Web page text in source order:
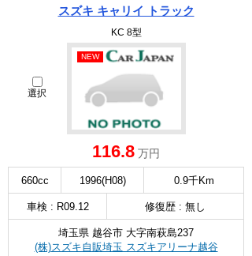
スズキ キャリイ トラック
KC 8型
選択
NEW
116.8 万円
660cc 1996(H08) 0.9千Km
車検 : R09.12 修復歴 : 無し
埼玉県 越谷市 大字南萩島237
(株)スズキ自販埼玉 スズキアリーナ越谷